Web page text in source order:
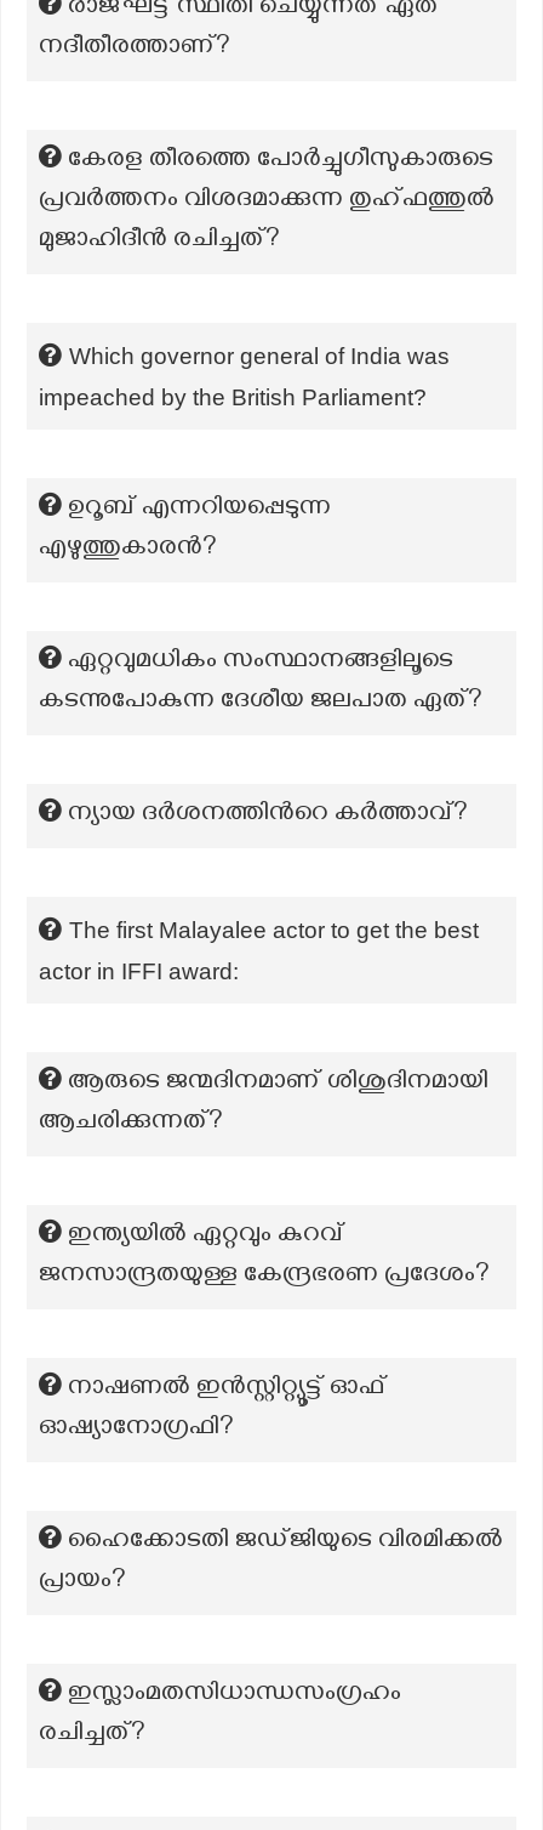
രാജ്ഘട്ട് സ്ഥിതി ചെയ്യുന്നത് ഏത്
നദീതീരത്താണ്?
കേരള തീരത്തെ പോർച്ചുഗീസുകാരുടെ
പ്രവർത്തനം വിശദമാക്കുന്ന തുഹ്ഫത്തുൽ
മുജാഹിദീൻ രചിച്ചത്?
Which governor general of India was
impeached by the British Parliament?
ഉറൂബ് എന്നറിയപ്പെടുന്ന
എഴുത്തുകാരന്‍?
ഏറ്റവുമധികം സംസ്ഥാനങ്ങളിലൂടെ
കടന്നുപോകുന്ന ദേശീയ ജലപാത ഏത്?
ന്യായ ദർശനത്തിന്‍റെ കർത്താവ്?
The first Malayalee actor to get the best
actor in IFFI award:
ആരുടെ ജന്മദിനമാണ് ശിശുദിനമായി
ആചരിക്കുന്നത്?
ഇന്ത്യയിൽ ഏറ്റവും കുറവ്
ജനസാന്ദ്രതയുള്ള കേന്ദ്രഭരണ പ്രദേശം?
നാഷണൽ ഇൻസ്റ്റിറ്റ്യൂട്ട് ഓഫ്
ഓഷ്യാനോഗ്രഫി?
ഹൈക്കോടതി ജഡ്ജിയുടെ വിരമിക്കൽ
പ്രായം?
ഇസ്ലാംമതസിധാന്ധസംഗ്രഹം
രചിച്ചത്?